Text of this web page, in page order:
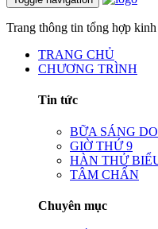
Trang thông tin tổng hợp
TRANG CHỦ
CHƯƠNG TRÌNH
Tin tức
BỮA SÁNG
GIỜ THỨ 9
HÀN THỬ
TÂM CHẤN
Chuyên mục